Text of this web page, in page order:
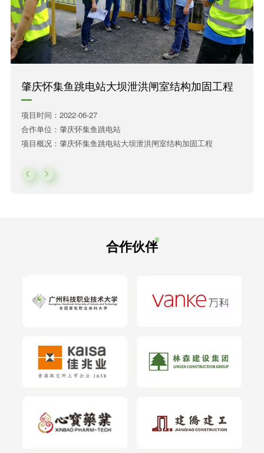
肇庆怀集鱼跳电站大坝泄洪闸室结构加固工程
项目时间：2022-06-27
合作单位：肇庆怀集鱼跳电站
项目概况：肇庆怀集鱼跳电站大坝泄洪闸室结构加固工程
合作伙伴